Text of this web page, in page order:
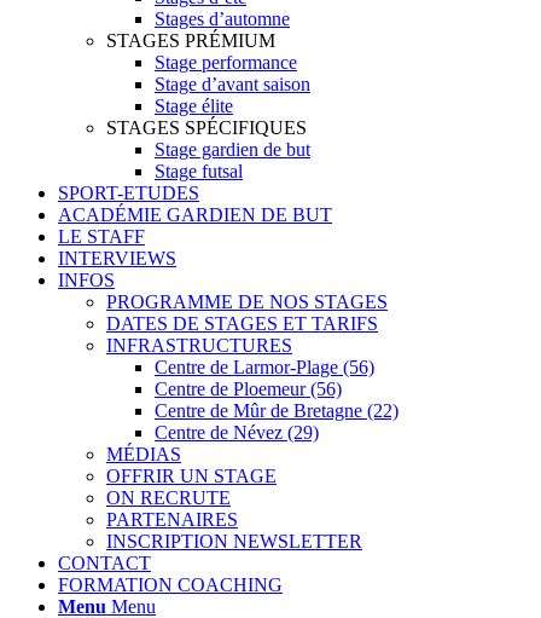
Stages d’automne
STAGES PRÉMIUM
Stage performance
Stage d’avant saison
Stage élite
STAGES SPÉCIFIQUES
Stage gardien de but
Stage futsal
SPORT-ETUDES
ACADÉMIE GARDIEN DE BUT
LE STAFF
INTERVIEWS
INFOS
PROGRAMME DE NOS STAGES
DATES DE STAGES ET TARIFS
INFRASTRUCTURES
Centre de Larmor-Plage (56)
Centre de Ploemeur (56)
Centre de Mûr de Bretagne (22)
Centre de Névez (29)
MÉDIAS
OFFRIR UN STAGE
ON RECRUTE
PARTENAIRES
INSCRIPTION NEWSLETTER
CONTACT
FORMATION COACHING
Menu Menu